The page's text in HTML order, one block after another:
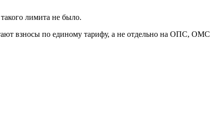
лимита не было.
взносы по единому тарифу, а не отдельно на ОПС, ОМС